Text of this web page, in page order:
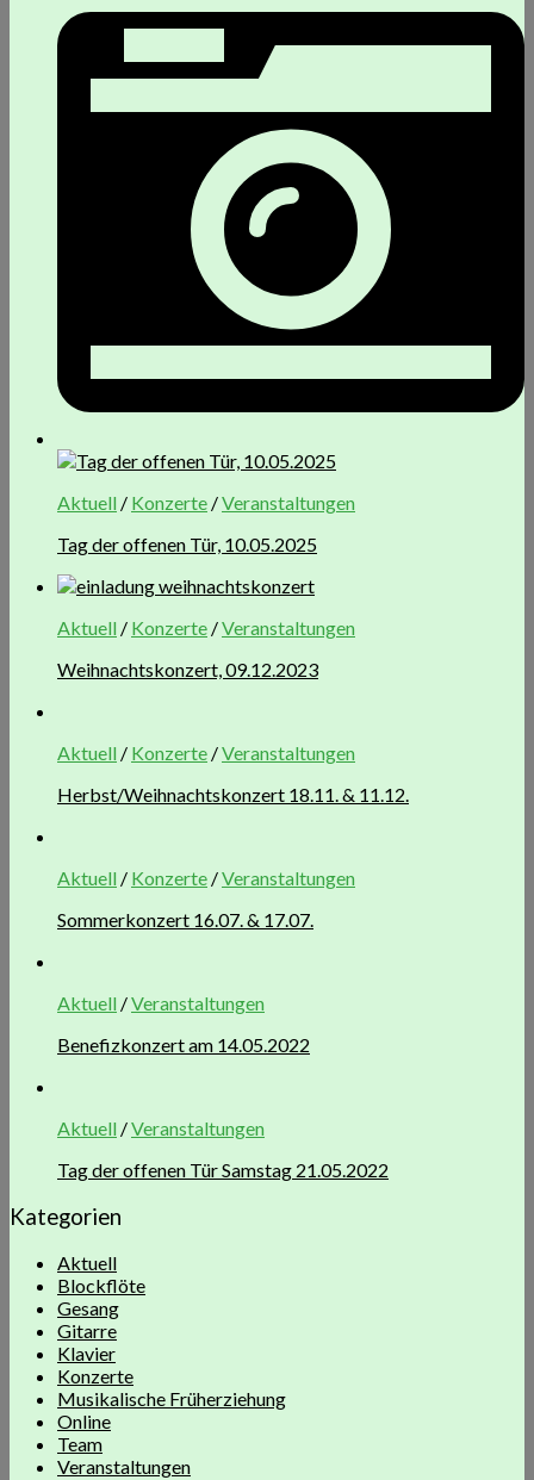
Aktuell / Konzerte /Veranstaltungen
Tag der offenen Tür, 10.05.2025
Aktuell / Konzerte /Veranstaltungen
Weihnachtskonzert, 09.12.2023
Aktuell / Konzerte /Veranstaltungen
Herbst/Weihnachtskonzert 18.11. & 11.12.
Aktuell / Konzerte /Veranstaltungen
Sommerkonzert 16.07. & 17.07.
Aktuell /Veranstaltungen
Benefizkonzert am 14.05.2022
Aktuell /Veranstaltungen
Tag der offenen Tür Samstag 21.05.2022
Kategorien
Aktuell
Blockflöte
Gesang
Gitarre
Klavier
Konzerte
Musikalische Früherziehung
Online
Team
Veranstaltungen